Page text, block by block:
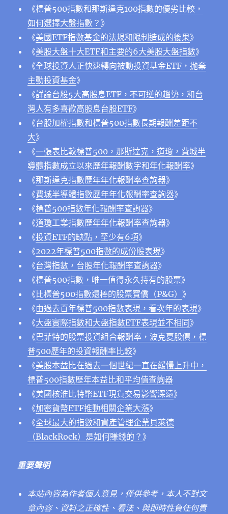
《標普500指數和那斯達克100指數的優劣比較，
如何選擇大盤指數？》
《美國ETF指數基金的法規和限制造成的後果》
《美股大盤十大ETF和主要的6大美股大盤指數》
《全球投資人正快速轉向被動投資基金ETF，抛棄
主動投資基金》
《詳論台股5大高股息ETF，不可逆的趨勢，和台
灣人有多喜歡高股息台股ETF》
《台股加權指數和標普500指數長期報酬差距不
大》
《一張表比較標普500，那斯達克，道瓊，費城半
導體指數成立以來歷年報酬數字和年化報酬率》
《那斯達克指數歷年年化報酬率查詢器》
《費城半導體指數歷年年化報酬率查詢器》
《標普500指數年化報酬率查詢器》
《道瓊工業指數歷年年化報酬率查詢器》
《投資ETF的缺點，至少有6項》
《2022年標普500指數的成份股表現》
《台灣指數，台股年化報酬率查詢器》
《標普500指數，唯一值得永久持有的股票》
《比標普500指數還棒的股票寶僑（P&G）》
《由過去百年標普500指數表現，看次年的表現》
《大盤實際指數和大盤指數ETF表現並不相同》
《巴菲特的股票投資組合報酬率，波克夏股價，標
普500歷年的投資報酬率比較》
《美股本益比在過去一個世紀一直在緩慢上升中，
標普500指數歷年本益比和平均值查詢器
《美國核淮比特幣ETF現貨交易影響深遠》
《加密貨幣ETF推動相關企業大漲》
《全球最大的指數和資產管理企業貝萊德
（BlackRock）是如何賺錢的？》
重要聲明
本站內容為作者個人意見，僅供參考，本人不對文
章內容、資料之正確性、看法、與即時性負任何責